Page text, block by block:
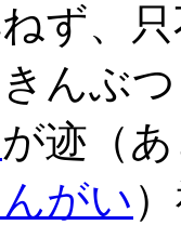
ず、
んぶ
が迹（
がい